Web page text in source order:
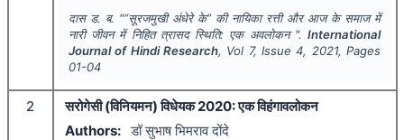
दास ड. ब. "“सूरजमुखी अंधेरे के” की नायिका रत्ती और आज के समाज में
नारी जीवन में निहित त्रासद स्थिति: एक अवलोकन ".International
Journal of Hindi Research, Vol 7, Issue4, 2021, Pages
01-04
2
सरोगेसी (विनियमन) विधेयक 2020: एक विहंगावलोकन
Authors: डॉ सुभाष भिमराव दोंदे